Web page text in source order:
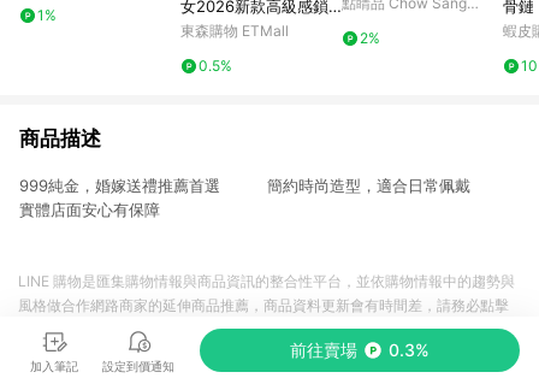
1%
女2026新款高級感鎖
骨頸鏈輕奢小眾土星配
東森購物 ETMall
0.5%
2%
骨鏈
圓環
鎖骨
蝦皮
商品描述
999純金，婚嫁送禮推薦首選 簡約時尚造型，適合日常佩戴
實體店面安心有保障
加入筆記 設定到價通知
前往賣場 0.3%
LINE 購物是匯集購物情報與商品資訊的整合性平台，並依購物情報中的趨勢與
風格做合作網路商家的延伸商品推薦，商品資料更新會有時間差，請務必點擊
商品至各合作網路商家，確認現售價與購物條件，一切資訊以合作廠商網頁為
準。